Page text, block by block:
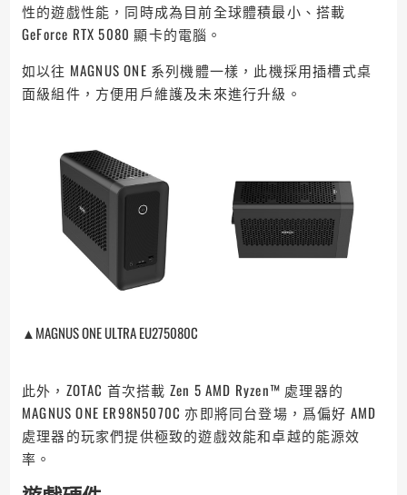
性的遊戲性能，同時成為目前全球體積最小、搭載
GeForce RTX 5080 顯卡的電腦。
如以往 MAGNUS ONE 系列機體一樣，此機採用插槽式桌
面級組件，方便用戶維護及未來進行升級。
▲MAGNUS ONE ULTRA EU275080C
此外，ZOTAC 首次搭載 Zen 5 AMD Ryzen™ 處理器的
MAGNUS ONE ER98N5070C 亦即將同台登場，爲偏好 AMD
處理器的玩家們提供極致的遊戲效能和卓越的能源效
率。